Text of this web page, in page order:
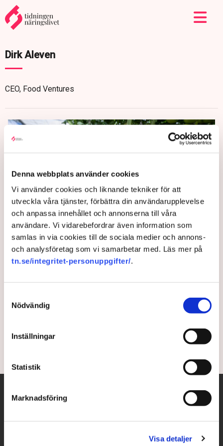
Denna webbplats använder cookies
Vi använder cookies och liknande tekniker för att
utveckla våra tjänster, förbättra din användarupplevelse
och anpassa innehållet och annonserna till våra
användare. Vi vidarebefordrar även information som
samlas in via cookies till de sociala medier och annons-
och analysföretag som vi samarbetar med. Läs mer på
tn.se/integritet-personuppgifter/.
Nödvändig
Inställningar
Statistik
Marknadsföring
Visa detaljer
Dirk Aleven
CEO, Food Ventures
Stopp för tomatodling – över
100 tvingas sluta
Lindesbergs kommun, tvingas stoppa produktionen
på obestämd tid på grund av problem med värmen,